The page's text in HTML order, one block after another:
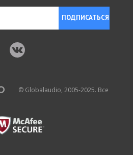
ПОДПИСАТЬСЯ
© Globalaudio, 2005-2025. Все